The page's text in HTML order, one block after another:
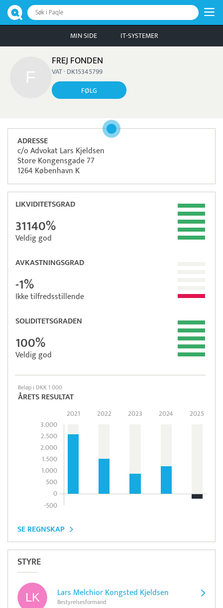
Søk i Paqle
MIN SIDE IT-SYSTEMER
FREJ FONDEN
VAT · DK15345799
FØLG
ADRESSE
c/o Advokat Lars Kjeldsen
Store Kongensgade 77
1264 København K
LIKVIDITETSGRAD
31140%
Veldig god
AVKASTNINGSGRAD
-1%
Ikke tilfredsstillende
SOLIDITETSGRADEN
100%
Veldig god
Beløp i DKK 1 000
ÅRETS RESULTAT
3.000
2.500
2.000
1.500
1.000
500
0
-500
2021 2022 2023 2024 2025
SE REGNSKAP
STYRE
Lars Melchior Kongsted Kjeldsen
Bestyrelsesformand